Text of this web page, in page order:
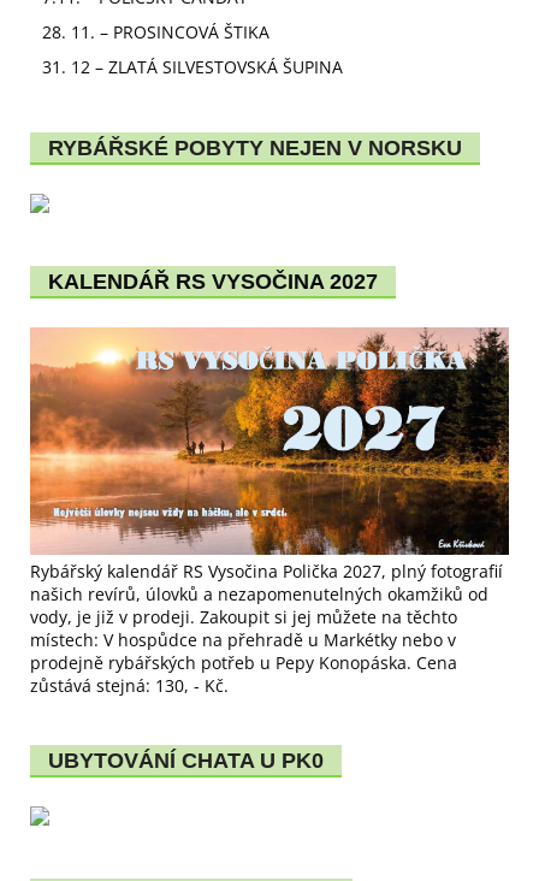
28. 11. – PROSINCOVÁ ŠTIKA
31. 12 – ZLATÁ SILVESTOVSKÁ ŠUPINA
RYBÁŘSKÉ POBYTY NEJEN V NORSKU
KALENDÁŘ RS VYSOČINA 2027
Rybářský kalendář RS Vysočina Polička 2027, plný fotografií
našich revírů, úlovků a nezapomenutelných okamžiků od
vody, je již v prodeji. Zakoupit si jej můžete na těchto
místech: V hospůdce na přehradě u Markétky nebo v
prodejně rybářských potřeb u Pepy Konopáska. Cena
zůstává stejná: 130, - Kč.
UBYTOVÁNÍ CHATA U PK0